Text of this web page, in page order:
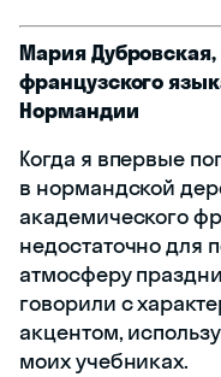
Мария
французского
Нормандии
Когда я впервые
в нормандской
академического
недостаточно для
атмосферу
говорили с
акцентом,
моих учебниках.